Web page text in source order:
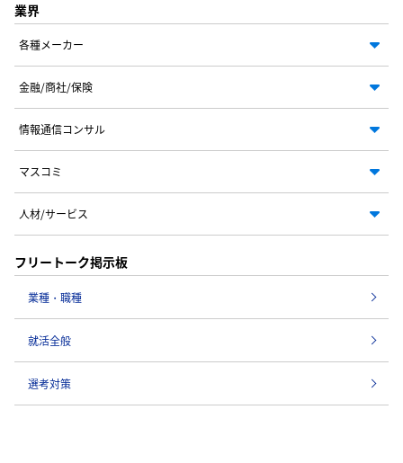
業界
各種メーカー
金融/商社/保険
情報通信コンサル
マスコミ
人材/サービス
フリートーク掲示板
業種・職種
就活全般
選考対策